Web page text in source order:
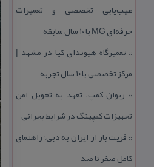
عیب‌یابی تخصصی و تعمیرات
حرفه‌ای MG با ۱۰ سال سابقه
:: تعمیرگاه هیوندای كیا در مشهد |
مركز تخصصی با ۱۰ سال تجربه
:: ریوان كمپ، تعهد به تحویل امن
تجهیزات كمپینگ در شرایط بحرانی
:: فریت بار از ایران به دبی؛ راهنمای
كامل صفر تا صد